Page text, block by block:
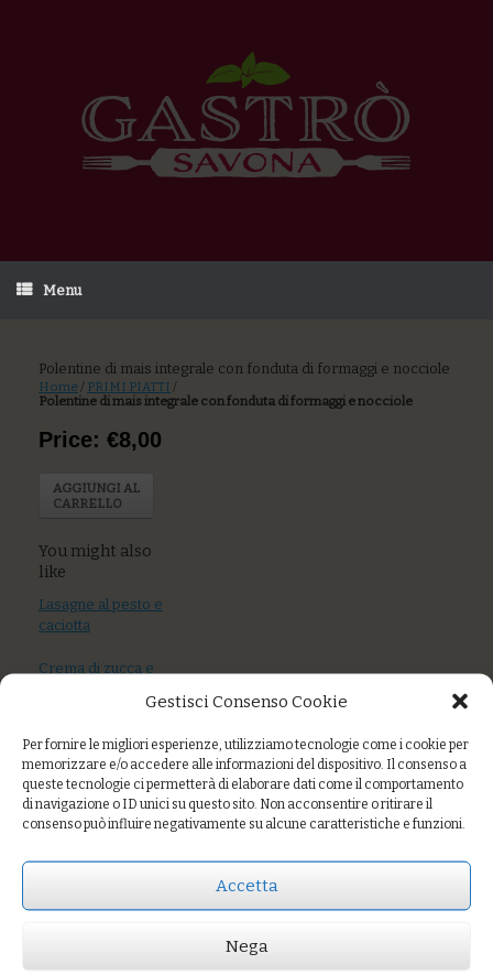
Gestisci Consenso Cookie
Per fornire le migliori esperienze, utilizziamo tecnologie come i cookie per
memorizzare e/o accedere alle informazioni del dispositivo. Il consenso a
queste tecnologie ci permetterà di elaborare dati come il comportamento
di navigazione o ID unici su questo sito. Non acconsentire o ritirare il
consenso può influire negativamente su alcune caratteristiche e funzioni.
Accetta
Nega
Menu
Polentine di mais integrale con fonduta di formaggi e nocciole
Home / PRIMI PIATTI /
Polentine di mais integrale con fonduta di formaggi e nocciole
Prezzo:€8,00
Price: €8,00
AGGIUNGI AL
CARRELLO
You might also
like
Lasagne al pesto e
caciotta
Crema di zucca e
Cous cous di mais
e riso con verdure
di stagione e semi
tostati